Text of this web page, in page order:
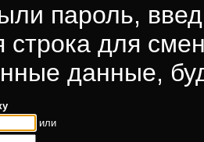
пароль,
строка для
данные,
или